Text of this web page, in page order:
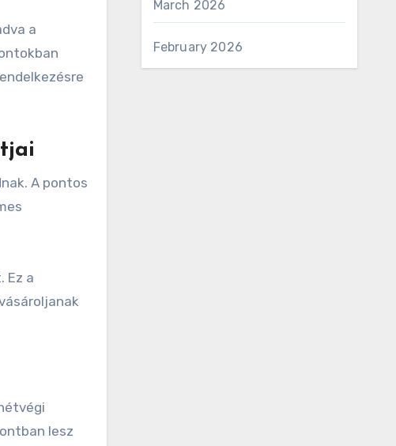
a
A pontos
Ez a
lesz
March 2026
February 2026